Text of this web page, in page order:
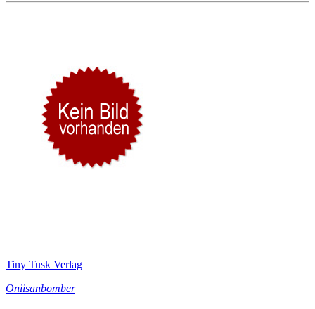
Tiny Tusk Verlag
Oniisanbomber